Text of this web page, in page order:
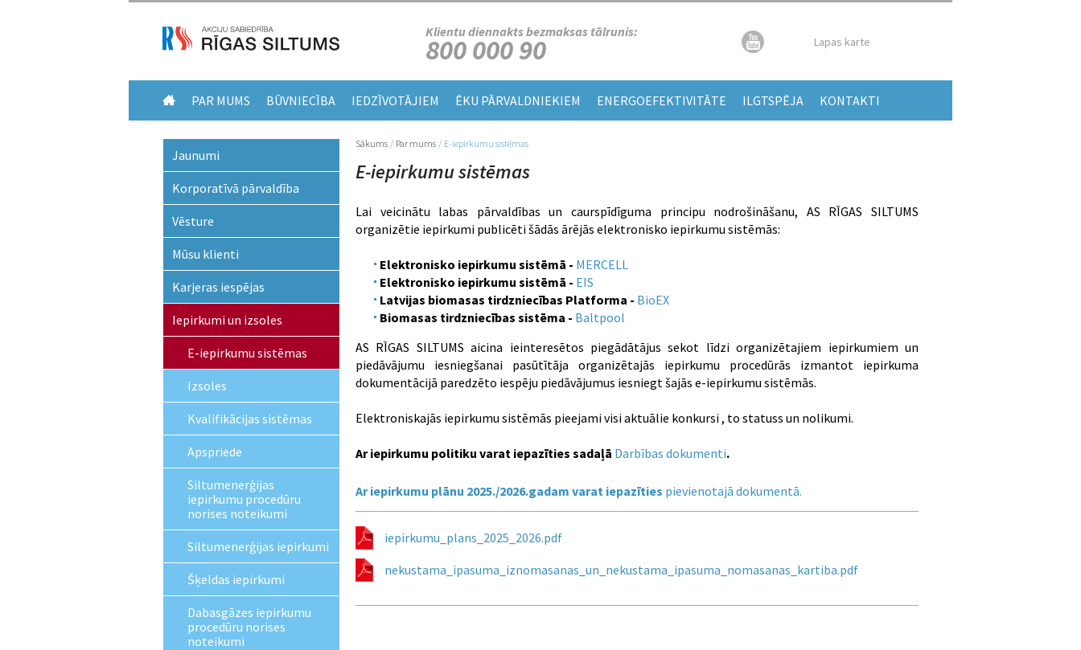
Klientu diennakts bezmaksas tālrunis:
800 000 90 Lapas karte
PAR MUMS BŪVNIECĪBA IEDZĪVOTĀJIEM ĒKU PĀRVALDNIEKIEM ENERGOEFEKTIVITĀTE ILGTSPĒJA KONTAKTI
Jūs atrodaties šeit
Sākums / Par mums / E-iepirkumu sistēmas
E-iepirkumu sistēmas
Lai veicinātu labas pārvaldības un caurspīdīguma principu nodrošināšanu, AS RĪGAS SILTUMS
organizētie iepirkumi publicēti šādās ārējās elektronisko iepirkumu sistēmās:
Elektronisko iepirkumu sistēmā - MERCELL
Elektronisko iepirkumu sistēmā - EIS
Latvijas biomasas tirdzniecības Platforma - BioEX
Biomasas tirdzniecības sistēma - Baltpool
AS RĪGAS SILTUMS aicina ieinteresētos piegādātājus sekot līdzi organizētajiem iepirkumiem un
piedāvājumu iesniegšanai pasūtītāja organizētajās iepirkumu procedūrās izmantot iepirkuma
dokumentācijā paredzēto iespēju piedāvājumus iesniegt šajās e-iepirkumu sistēmās.
Elektroniskajās iepirkumu sistēmās pieejami visi aktuālie konkursi , to statuss un nolikumi.
Ar iepirkumu politiku varat iepazīties sadaļā Darbības dokumenti.
Ar iepirkumu plānu 2025./2026.gadam varat iepazīties pievienotajā dokumentā.
iepirkumu_plans_2025_2026.pdf
nekustama_ipasuma_iznomasanas_un_nekustama_ipasuma_nomasanas_kartiba.pdf
Jaunumi
Korporatīvā pārvaldība
Vēsture
Mūsu klienti
Karjeras iespējas
Iepirkumi un izsoles
E-iepirkumu sistēmas
Izsoles
Kvalifikācijas sistēmas
Apspriede
Siltumenerģijas
iepirkumu procedūru
norises noteikumi
Siltumenerģijas iepirkumi
Šķeldas iepirkumi
Dabasgāzes iepirkumu
procedūru norises
noteikumi